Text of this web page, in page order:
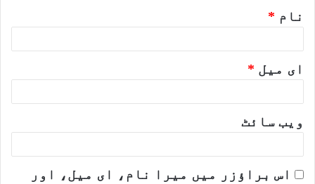
نام *
ای میل *
ویب‌ سائٹ
اس براؤزر میں میرا نام، ای میل، اور